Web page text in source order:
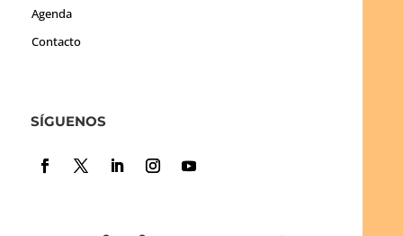
Agenda
Contacto
SÍGUENOS